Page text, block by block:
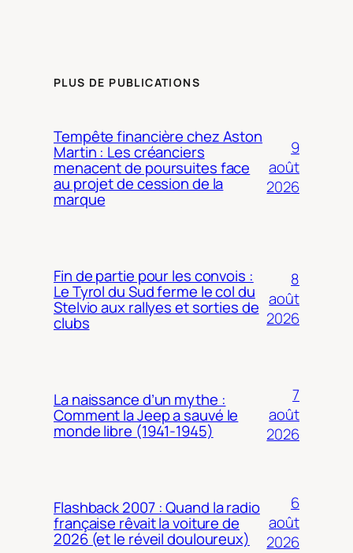
PLUS DE PUBLICATIONS
Tempête financière chez Aston
Martin : Les créanciers
menacent de poursuites face
au projet de cession de la
marque
9
août
2026
Fin de partie pour les convois :
Le Tyrol du Sud ferme le col du
Stelvio aux rallyes et sorties de
clubs
8
août
2026
La naissance d’un mythe :
Comment la Jeep a sauvé le
monde libre (1941-1945)
7
août
2026
Flashback 2007 : Quand la radio
française rêvait la voiture de
2026 (et le réveil douloureux)
6
août
2026